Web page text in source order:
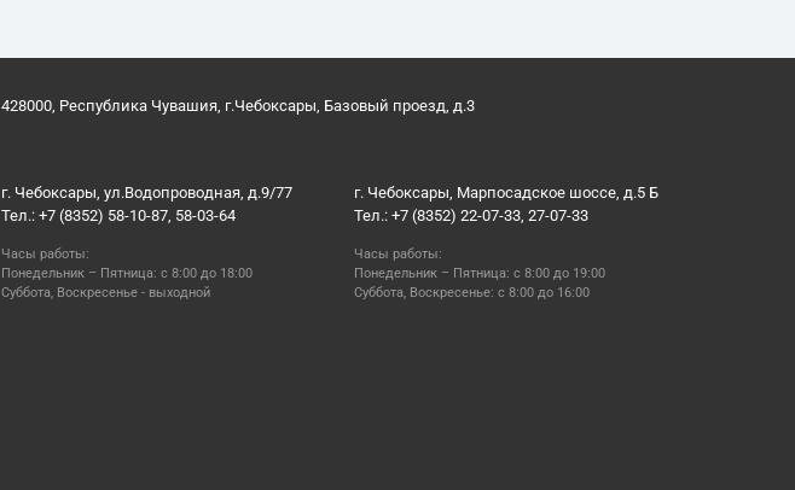
428000, Республика Чувашия, г.Чебоксары, Базовый проезд, д.3
г. Чебоксары, ул.Водопроводная, д.9/77
Тел.: +7 (8352) 58-10-87, 58-03-64
Часы работы:
Понедельник – Пятница: с 8:00 до 18:00
Суббота, Воскресенье - выходной
г. Чебоксары, Марпосадское шоссе, д.5 Б
Тел.: +7 (8352) 22-07-33, 27-07-33
Часы работы:
Понедельник – Пятница: с 8:00 до 19:00
Суббота, Воскресенье: с 8:00 до 16:00